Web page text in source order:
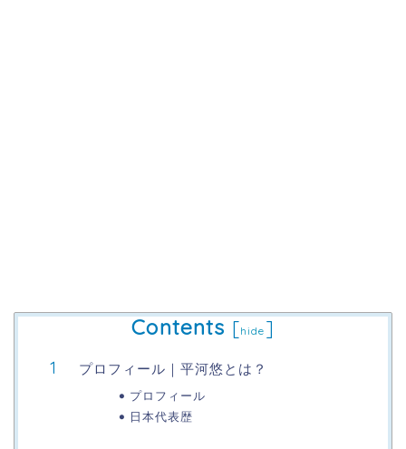
Contents [hide ]
プロフィール｜平河悠とは？
プロフィール
日本代表歴